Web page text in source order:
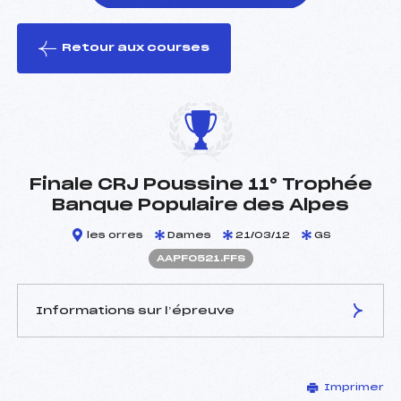
le ski
Retour aux courses
Finale CRJ Poussine 11° Trophée
Banque Populaire des Alpes
les orres Dames 21/03/12 GS
AAPF0521.FFS
Informations sur l’épreuve
ROBIN ERIC (AP)
Imprimer